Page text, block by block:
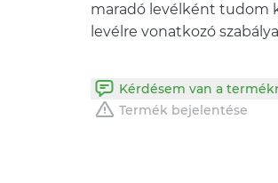
maradó levélként tudom
Kérdésem van a
Termék bejelentése